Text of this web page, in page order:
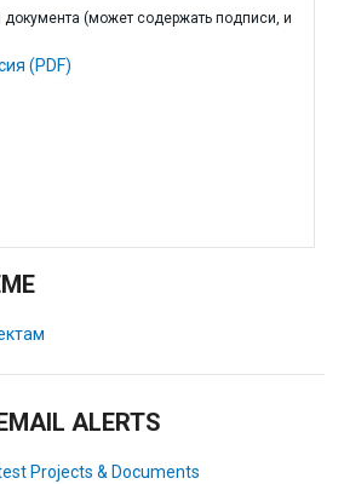
(может содержать подписи, и
(PDF)
ALERTS
Projects & Documents